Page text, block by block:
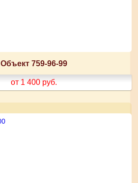
Объект 759-96-99
от 1 400 руб.